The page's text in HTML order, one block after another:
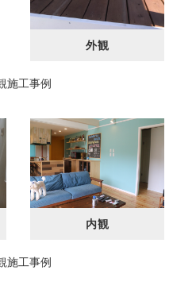
外観
施工事例
内観
施工事例